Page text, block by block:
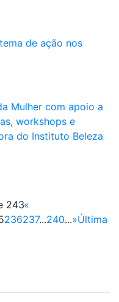
de ação nos
Mulher com apoio a
workshops e
do Instituto Beleza
243«
236237...240...»Última